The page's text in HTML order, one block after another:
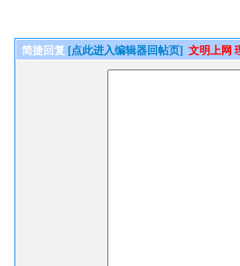
简捷回复 [点此进入编辑器回帖页] 文明上网